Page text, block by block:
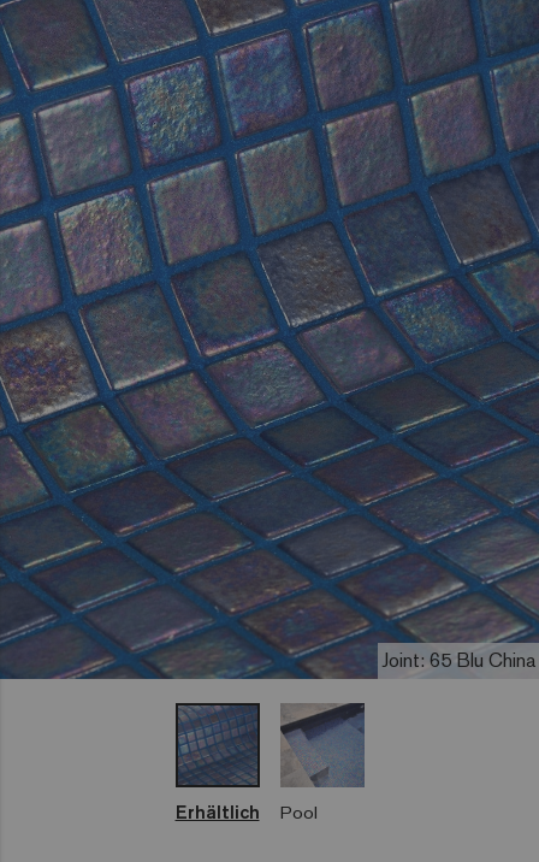
Joint: 65 Blu China
Erhältlich Pool